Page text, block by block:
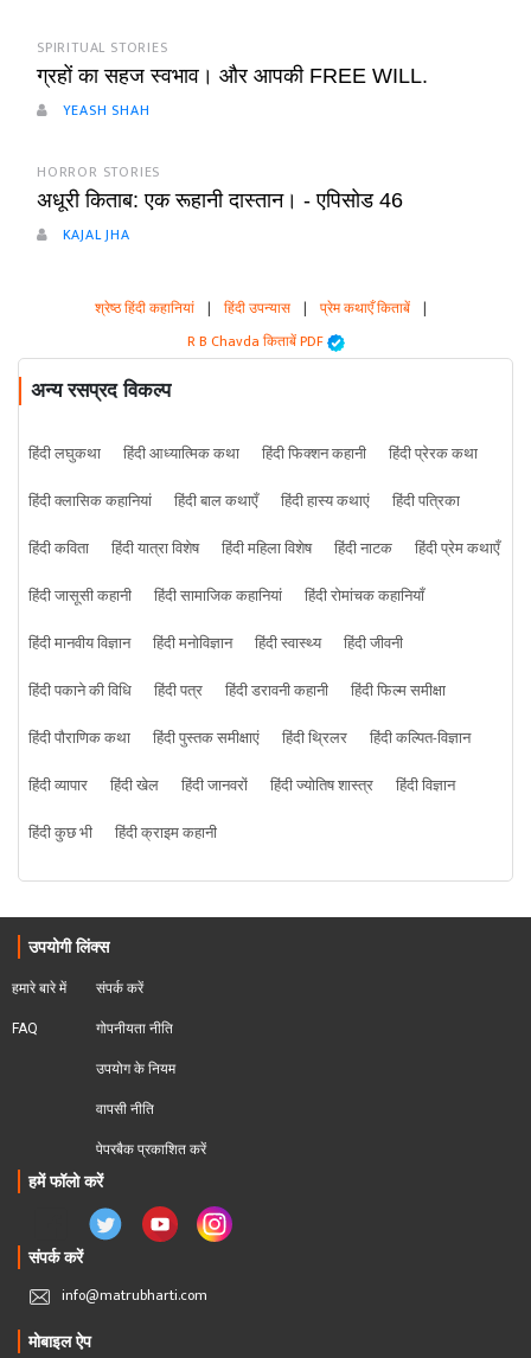
SPIRITUAL STORIES
ग्रहों का सहज स्वभाव। और आपकी FREE WILL.
YEASH SHAH
HORROR STORIES
अधूरी किताब: एक रूहानी दास्तान। - एपिसोड 46
KAJAL JHA
श्रेष्ठ हिंदी कहानियां | हिंदी उपन्यास | प्रेम कथाएँ किताबें |
R B Chavda किताबें PDF
अन्य रसप्रद विकल्प
हिंदी लघुकथा हिंदी आध्यात्मिक कथा हिंदी फिक्शन कहानी
हिंदी प्रेरक कथा
हिंदी क्लासिक कहानियां
हिंदी बाल कथाएँ हिंदी हास्य कथाएं
हिंदी पत्रिका
हिंदी कविता
हिंदी यात्रा विशेष हिंदी महिला विशेष हिंदी नाटक
हिंदी प्रेम कथाएँ
हिंदी जासूसी कहानी
हिंदी सामाजिक कहानियां
हिंदी रोमांचक कहानियाँ
हिंदी मानवीय विज्ञान
हिंदी मनोविज्ञान हिंदी स्वास्थ्य
हिंदी जीवनी
हिंदी पकाने की विधि
हिंदी पत्र हिंदी डरावनी कहानी
हिंदी फिल्म समीक्षा
हिंदी पौराणिक कथा
हिंदी पुस्तक समीक्षाएं हिंदी थ्रिलर
हिंदी कल्पित-विज्ञान
हिंदी व्यापार
हिंदी खेल हिंदी जानवरों हिंदी ज्योतिष शास्त्र
हिंदी विज्ञान
हिंदी कुछ भी
हिंदी क्राइम कहानी
उपयोगी लिंक्स
हमारे बारे में
FAQ
संपर्क करें
गोपनीयता नीति
उपयोग के नियम
वापसी नीति
पेपरबैक प्रकाशित करें
हमें फॉलो करें
संपर्क करें
info@matrubharti.com
मोबाइल ऐप